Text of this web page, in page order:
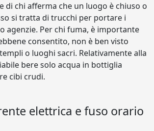
di chi afferma che un luogo è chiuso o
si tratta di trucchi per portare i
agenzie. Per chi fuma, è importante
consentito, non è ben visto
o luoghi sacri. Relativamente alla
bere solo acqua in bottiglia
cibi crudi.
elettrica e fuso orario